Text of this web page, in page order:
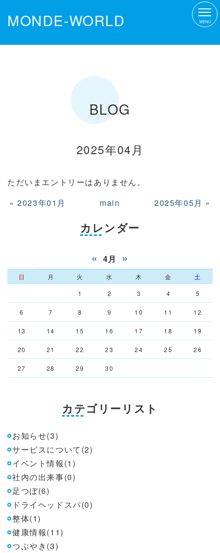
MONDE-WORLD MENU
BLOG
2025年04月
ただいまエントリーはありません。
«2023年01月 main 2025年05月 »
カレンダー
« 4月 »
日 月 火 水 木 金
土
1
2 3 4 5
6 7 8 9 10 11 12
13 14 15 16 17 18 19
20 21 22 23 24 25 26
27 28 29 30
カテゴリーリスト
お知らせ(3)
サービスについて(2)
イベント情報(1)
社内の出来事(0)
足つぼ(6)
ドライヘッドスパ(0)
整体(1)
健康情報(11)
つぶやき(3)